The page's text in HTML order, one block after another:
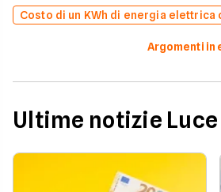
Costo di un KWh di energia elettrica
Argomenti in
Ultime notizie Luce